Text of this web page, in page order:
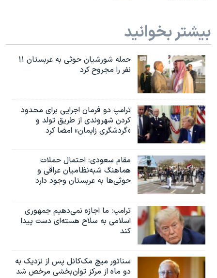
بیشتر بخوانید
حمله شورشیان حوثی به عربستان ۱۱
نفر را مجروح کرد
ترامپ دو فرمان اجرایی برای محدود
کردن شهروندی از طریق تولد و
«گردشگری زایمان» امضا کرد
مقام سعودی: احتمال حملات
هماهنگ شبه‌نظامیان عراقی و
حوثی‌ها به عربستان وجود دارد
ترامپ: ما اجازه نمی‌دهیم جمهوری
اسلامی به سلاح هسته‌ای دست پیدا
کند
سناتور میچ مک‌کانل پس از نزدیک به
دو ماه از مرکز توان‌بخشی مرخص شد